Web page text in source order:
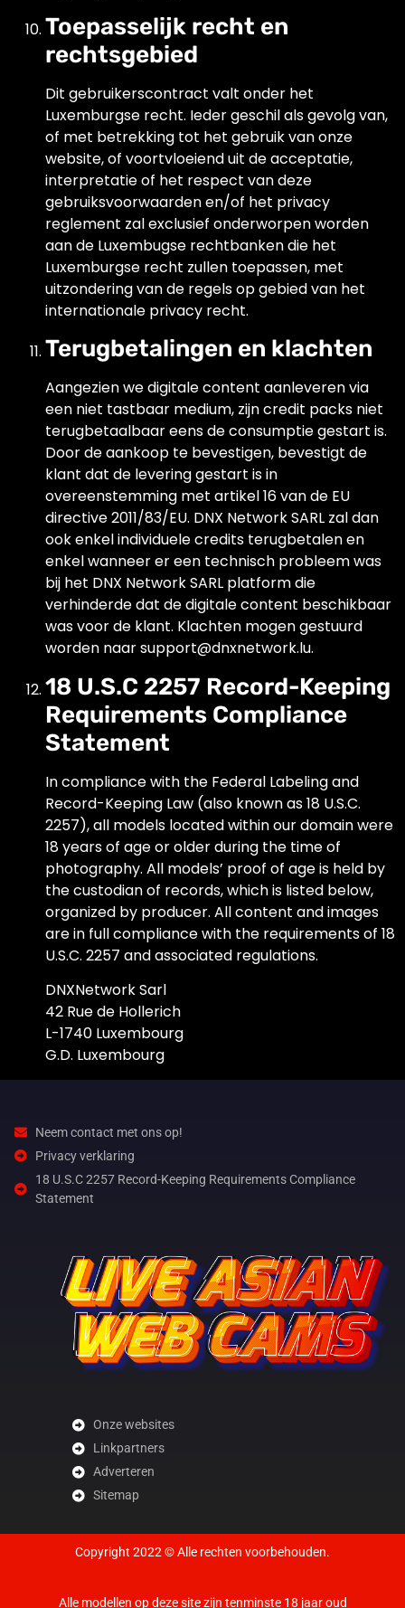
Toepasselijk recht en
rechtsgebied
Dit gebruikerscontract valt onder het
Luxemburgse recht. Ieder geschil als gevolg van,
of met betrekking tot het gebruik van onze
website, of voortvloeiend uit de acceptatie,
interpretatie of het respect van deze
gebruiksvoorwaarden en/of het privacy
reglement zal exclusief onderworpen worden
aan de Luxembugse rechtbanken die het
Luxemburgse recht zullen toepassen, met
uitzondering van de regels op gebied van het
internationale privacy recht.
Terugbetalingen en klachten
Aangezien we digitale content aanleveren via
een niet tastbaar medium, zijn credit packs niet
terugbetaalbaar eens de consumptie gestart is.
Door de aankoop te bevestigen, bevestigt de
klant dat de levering gestart is in
overeenstemming met artikel 16 van de EU
directive 2011/83/EU. DNX Network SARL zal dan
ook enkel individuele credits terugbetalen en
enkel wanneer er een technisch probleem was
bij het DNX Network SARL platform die
verhinderde dat de digitale content beschikbaar
was voor de klant. Klachten mogen gestuurd
worden naar support@dnxnetwork.lu.
18 U.S.C 2257 Record-Keeping
Requirements Compliance
Statement
In compliance with the Federal Labeling and
Record-Keeping Law (also known as 18 U.S.C.
2257), all models located within our domain were
18 years of age or older during the time of
photography. All models’ proof of age is held by
the custodian of records, which is listed below,
organized by producer. All content and images
are in full compliance with the requirements of 18
U.S.C. 2257 and associated regulations.
DNXNetwork Sarl
42 Rue de Hollerich
L-1740 Luxembourg
G.D. Luxembourg
Neem contact met ons op!
Privacy verklaring
18 U.S.C 2257 Record-Keeping Requirements Compliance
Statement
Onze websites
Linkpartners
Adverteren
Sitemap
Copyright 2022 © Alle rechten voorbehouden.
Alle modellen op deze site zijn tenminste 18 jaar oud